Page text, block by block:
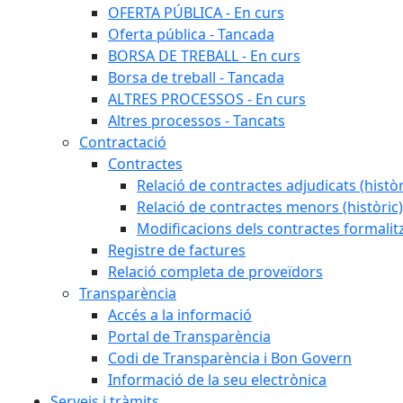
OFERTA PÚBLICA - En curs
Oferta pública - Tancada
BORSA DE TREBALL - En curs
Borsa de treball - Tancada
ALTRES PROCESSOS - En curs
Altres processos - Tancats
Contractació
Contractes
Relació de contractes adjudicats
Relació de contractes menors (històric)
Modificacions dels contractes
Registre de factures
Relació completa de proveïdors
Transparència
Accés a la informació
Portal de Transparència
Codi de Transparència i Bon Govern
Informació de la seu electrònica